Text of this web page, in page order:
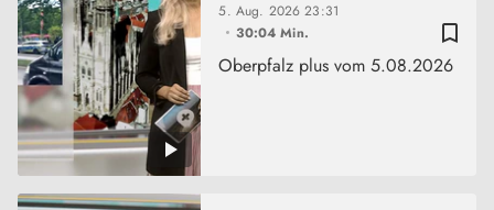
bookmark_border
5. Aug. 202623:31
30:04 Min.
Oberpfalz plus vom 5.08.2026